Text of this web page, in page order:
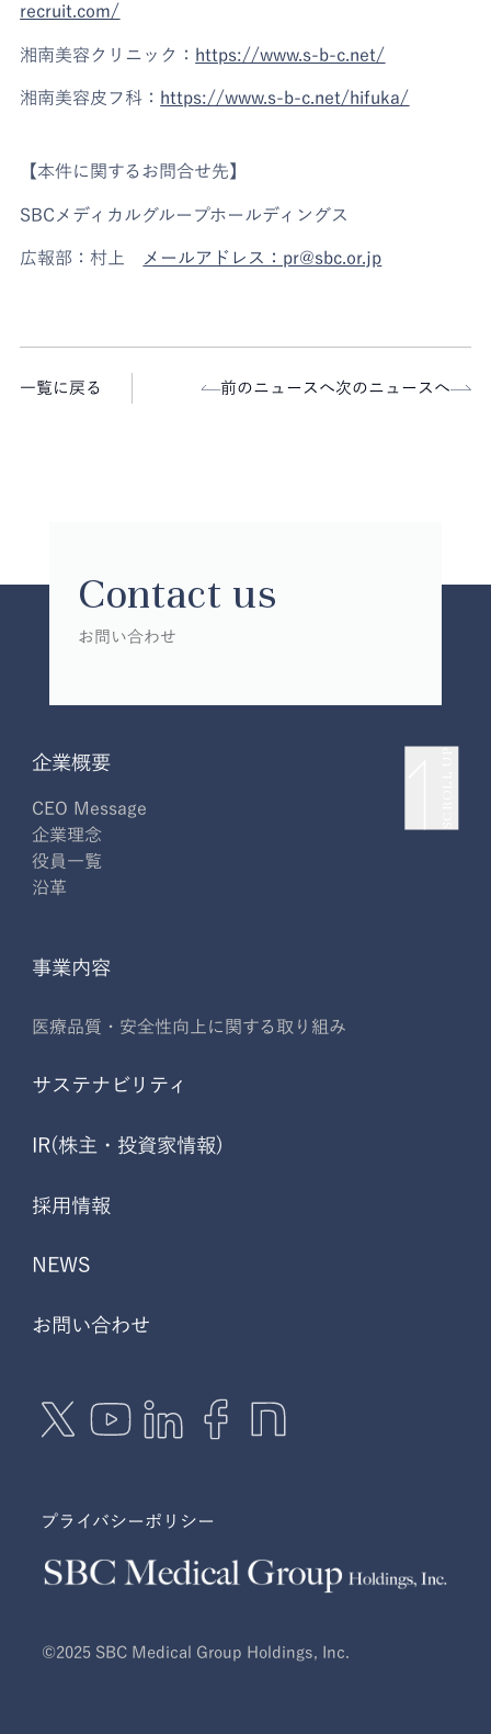
recruit.com/
湘南美容クリニック： https://www.s-b-c.net/
湘南美容皮フ科： https://www.s-b-c.net/hifuka/
【本件に関するお問合せ先】
SBCメディカルグループホールディングス
広報部：村上 メールアドレス：pr@sbc.or.jp
一覧に戻る 前のニュースへ次のニュースへ
Contact us
お問い合わせ
企業概要
CEO Message
企業理念
役員一覧
沿革
事業内容
医療品質・安全性向上に関する取り組み
サステナビリティ
IR(株主・投資家情報)
採用情報
NEWS
お問い合わせ
プライバシーポリシー
©2025 SBC Medical Group Holdings, Inc.